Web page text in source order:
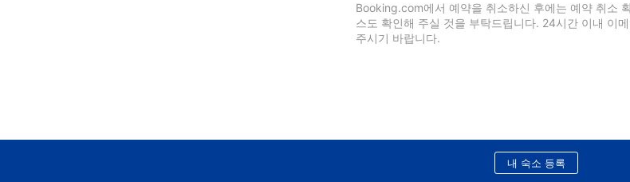
Booking.com에서 예약을 취소하신 후에는 예약 취소
스도 확인해 주실 것을 부탁드립니다. 24시간 이내 이
주시기 바랍니다.
내 숙소 등록